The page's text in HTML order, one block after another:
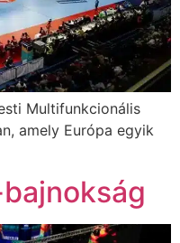
Multifunkcionális
amely Európa egyik